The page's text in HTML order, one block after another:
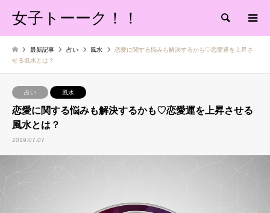
女子トーーク！！ 検索
最新記事 占い 風水
恋愛に関する悩みも解決するかも♡恋愛運を上昇さ
せる風水とは？
占い 風水
恋愛に関する悩みも解決するかも♡恋愛運を上昇させる
風水とは？
2019.07.07